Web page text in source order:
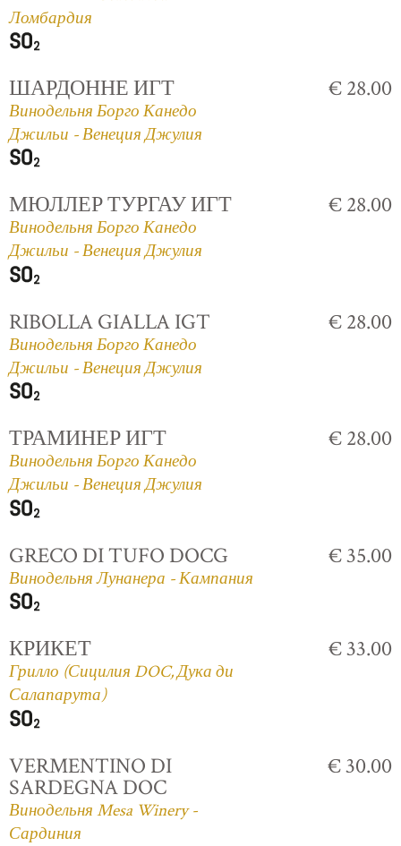
Ломбардия
ШАРДОННЕ ИГТ
Винодельня Борго Канедо
Джильи - Венеция Джулия
€ 28.00
МЮЛЛЕР ТУРГАУ ИГТ
Винодельня Борго Канедо
Джильи - Венеция Джулия
€ 28.00
RIBOLLA GIALLA IGT
Винодельня Борго Канедо
Джильи - Венеция Джулия
€ 28.00
ТРАМИНЕР ИГТ
Винодельня Борго Канедо
Джильи - Венеция Джулия
€ 28.00
GRECO DI TUFO DOCG
Винодельня Лунанера - Кампания
€ 35.00
КРИКЕТ
Грилло (Сицилия DOC, Дука ди
Салапарута)
€ 33.00
VERMENTINO DI
SARDEGNA DOC
Винодельня Mesa Winery -
Сардиния
€ 30.00